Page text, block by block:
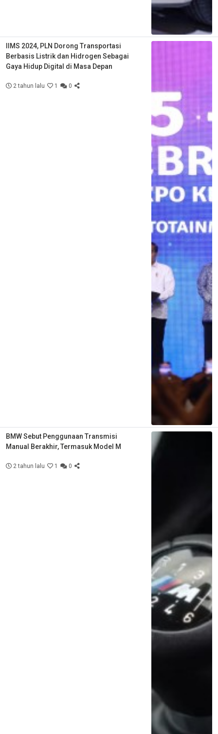
IIMS 2024, PLN Dorong Transportasi
Berbasis Listrik dan Hidrogen Sebagai
Gaya Hidup Digital di Masa Depan
2 tahun lalu 1 0
BMW Sebut Penggunaan Transmisi
Manual Berakhir, Termasuk Model M
2 tahun lalu 1 0